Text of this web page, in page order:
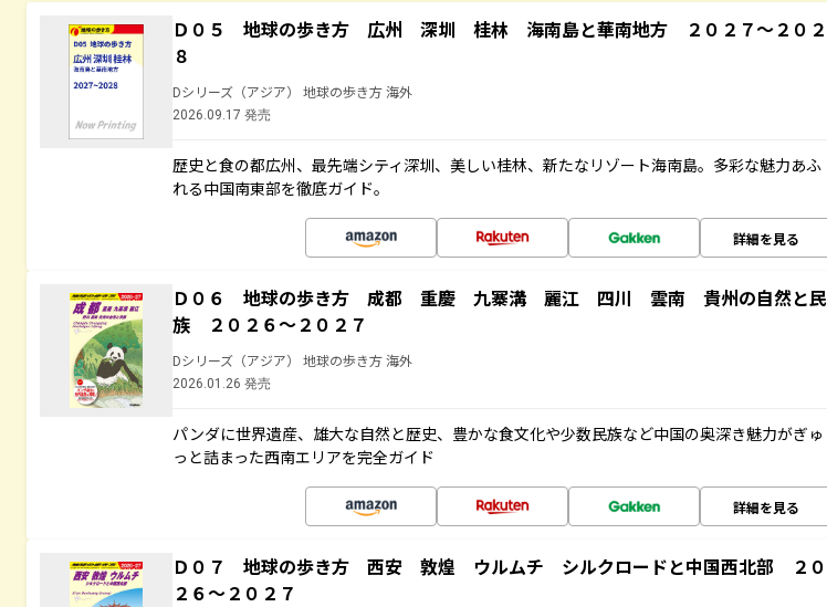
Ｄ０５ 地球の歩き方 広州 深圳 桂林 海南島と華南地方 ２０２７～２０２
８
Dシリーズ（アジア） 地球の歩き方 海外
2026.09.17 発売
歴史と食の都広州、最先端シティ深圳、美しい桂林、新たなリゾート海南島。多彩な魅力あふ
れる中国南東部を徹底ガイド。
詳細を見る
Ｄ０６ 地球の歩き方 成都 重慶 九寨溝 麗江 四川 雲南 貴州の自然と民
族 ２０２６～２０２７
Dシリーズ（アジア） 地球の歩き方 海外
2026.01.26 発売
パンダに世界遺産、雄大な自然と歴史、豊かな食文化や少数民族など中国の奥深き魅力がぎゅ
っと詰まった西南エリアを完全ガイド
詳細を見る
Ｄ０７ 地球の歩き方 西安 敦煌 ウルムチ シルクロードと中国西北部 ２０
２６～２０２７